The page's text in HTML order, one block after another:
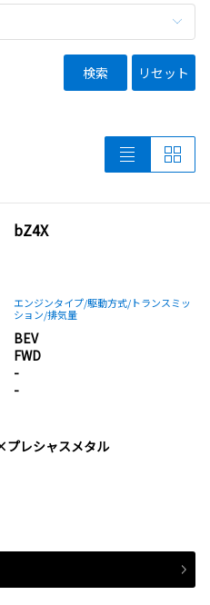
検索 リセット
bZ4X
エンジンタイプ/駆動方式/トランスミッ
ション/排気量
BEV
FWD
-
-
プレシャスメタル